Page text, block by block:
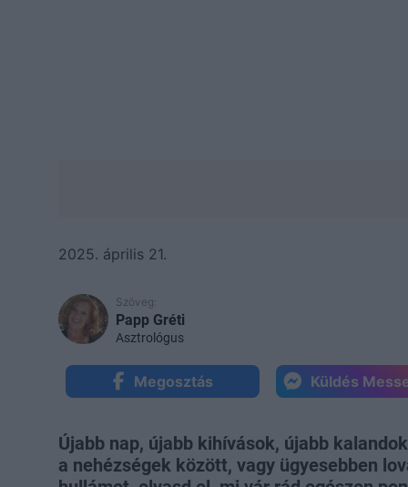
2025. április 21.
Szöveg:
Papp Gréti
Asztrológus
Megosztás Küldés
Újabb nap, újabb kihívások, újabb
a nehézségek között, vagy ügyesebben